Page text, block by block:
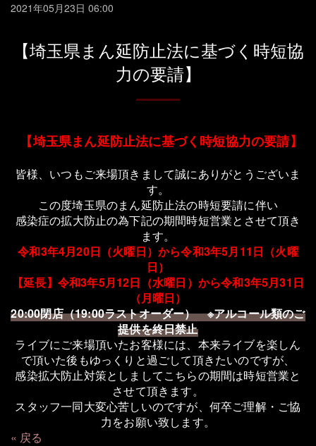
2021年05月23日 06:00
【埼玉県まん延防止法に基づく時短協
力の要請】
【埼玉県まん延防止法に基づく時短協力の要請】
皆様、いつもご来場頂きまして誠にありがとうございま
す。
この度埼玉県のまん延防止法の時短要請に伴い
感染症の拡大防止の為下記の期間時短営業とさせて頂き
ます。
令和3年4月20日（火曜日）から令和3年5月11日（火曜
日）
【延長】 令和3年5月12日 （水曜日） から令和3年5月31日
（月曜日）
20:00閉店（19:00ラストオーダー） ※アルコール類のご
提供を終日禁止
ライブにご来場頂いたお客様には、本来ライブを楽しん
で頂いた後もゆっくりと過ごして頂きたいのですが、
感染拡大防止対策としましてこちらの期間は時短営業と
させて頂きます。
スタッフ一同大変心苦しいのですが、何卒ご理解・ご協
力をお願い致します。
戻る